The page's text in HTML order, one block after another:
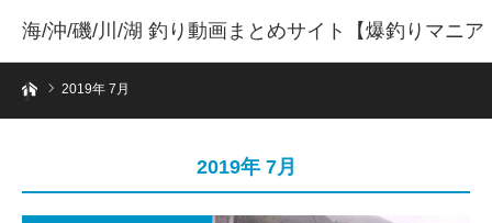
海/沖/磯/川/湖 釣り動画まとめサイト【爆釣りマニア
】ホーム2019年 7月
2019年 7月